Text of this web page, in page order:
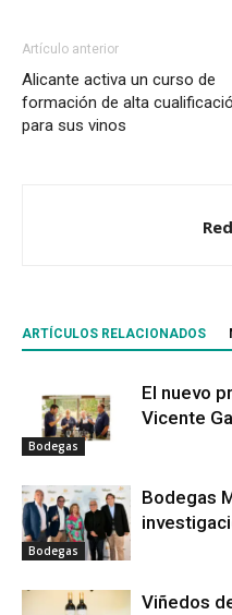
Artículo anterior
Alicante activa un curso de
formación de alta
para sus vinos
ARTÍCULOS RELACIONADOS
Bodegas
El nuevo
Vicente
Bodegas
Bodegas
Viñedos